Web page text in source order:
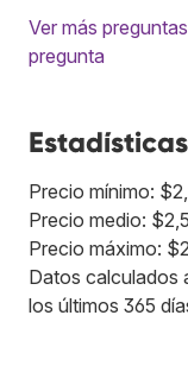
Ver más
pregunta
Precio mínimo:
Precio medio:
Precio máximo:
Datos calculados
los últimos 365